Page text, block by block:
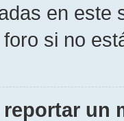
en este
si no
un